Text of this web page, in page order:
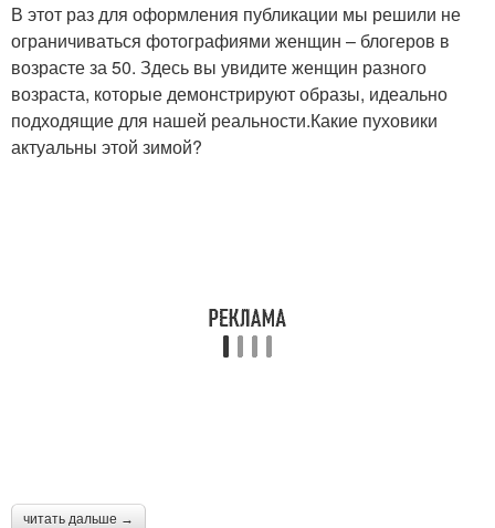
В этот раз для оформления публикации мы решили не
ограничиваться фотографиями женщин – блогеров в
возрасте за 50. Здесь вы увидите женщин разного
возраста, которые демонстрируют образы, идеально
подходящие для нашей реальности.Какие пуховики
актуальны этой зимой?
читать дальше →